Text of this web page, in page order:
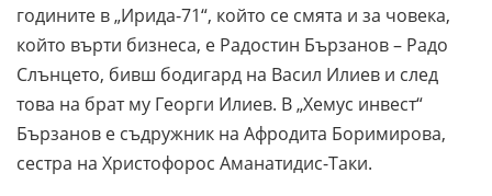
годините в „Ирида-71“, който се смята и за човека,
който върти бизнеса, е Радостин Бързанов – Радо
Слънцето, бивш бодигард на Васил Илиев и след
това на брат му Георги Илиев. В „Хемус инвест“
Бързанов е съдружник на Афродита Боримирова,
сестра на Христофорос Аманатидис-Таки.